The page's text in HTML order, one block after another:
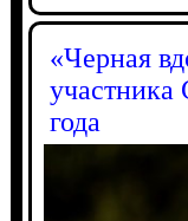
«Черная
года